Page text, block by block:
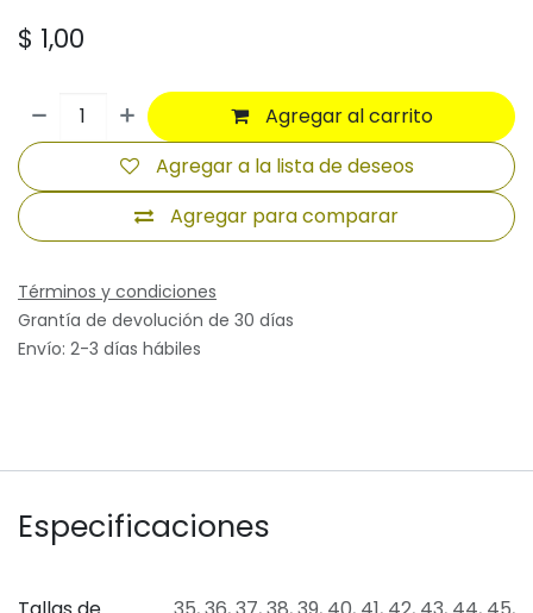
$ 1,00
Agregar al carrito
Agregar para comparar
Agregar a la lista de deseos
Términos y condiciones
Grantía de devolución de 30 días
Envío: 2-3 días hábiles
Especificaciones